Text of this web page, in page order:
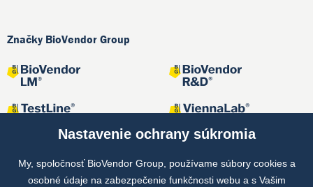
Značky BioVendor Group
Nastavenie ochrany súkromia
My, spoločnosť BioVendor Group, používame súbory cookies a
osobné údaje na zabezpečenie funkčnosti webu a s Vašim